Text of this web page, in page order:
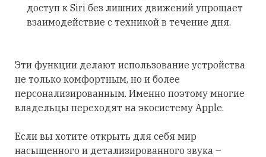
доступ к Siri без лишних движений упрощает
взаимодействие с техникой в течение дня.
Эти функции делают использование устройства
не только комфортным, но и более
персонализированным. Именно поэтому многие
владельцы переходят на экосистему Apple.
Если вы хотите открыть для себя мир
насыщенного и детализированного звука –